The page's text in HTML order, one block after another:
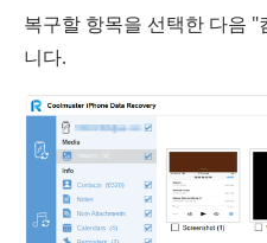
복구할 항목을 선택한 다음
니다.